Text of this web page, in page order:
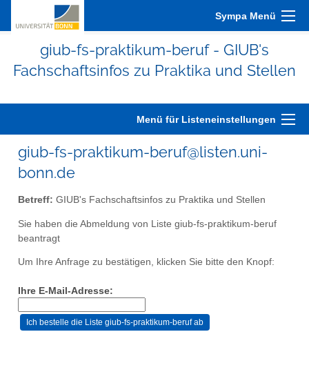
Sympa Menü
giub-fs-praktikum-beruf - GIUB's
Fachschaftsinfos zu Praktika und Stellen
Menü für Listeneinstellungen
giub-fs-praktikum-beruf@listen.uni-
bonn.de
Betreff: GIUB's Fachschaftsinfos zu Praktika und Stellen
Sie haben die Abmeldung von Liste giub-fs-praktikum-beruf
beantragt
Um Ihre Anfrage zu bestätigen, klicken Sie bitte den Knopf:
Ihre E-Mail-Adresse: